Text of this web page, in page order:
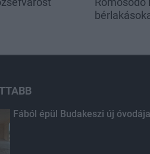
Fából épül Budakeszi új óvodája